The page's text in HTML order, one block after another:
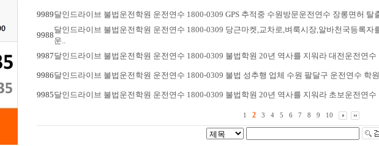
9989달인드라이브 불법운전학원 운전연수 1800-0309 GPS 추적중 수원방문운전연수 장롱면허 탈
9988
달인드라이브 불법운전학원 운전연수 1800-0309 당근마켓,교차로,벼룩시장,알바천국등록자
운..
9987달인드라이브 불법운전학원 운전연수 1800-0309 불법학원 20년 역사를 지워라 대전운전연수
9986달인드라이브 불법운전학원 운전연수 1800-0309 불법 성추행 업체 수원 팔달구 운전연수 학
9985달인드라이브 불법운전학원 운전연수 1800-0309 불법학원 20년 역사를 지워라 초보운전연수
1 2 3 4 5 6 7 8 9 10